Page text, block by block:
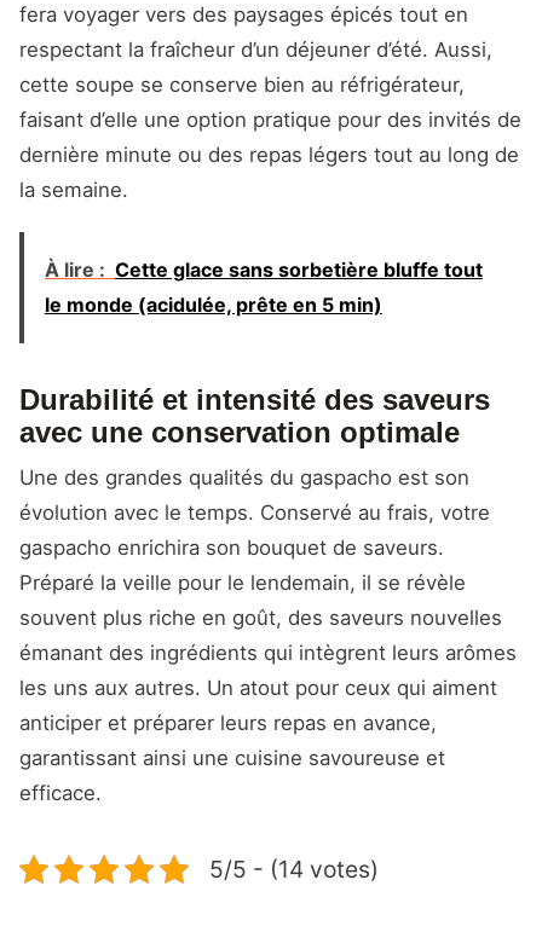
fera voyager vers des paysages épicés tout en
respectant la fraîcheur d’un déjeuner d’été. Aussi,
cette soupe se conserve bien au réfrigérateur,
faisant d’elle une option pratique pour des invités de
dernière minute ou des repas légers tout au long de
la semaine.
À lire : Cette glace sans sorbetière bluffe tout
le monde (acidulée, prête en 5 min)
Durabilité et intensité des saveurs
avec une conservation optimale
Une des grandes qualités du gaspacho est son
évolution avec le temps. Conservé au frais, votre
gaspacho enrichira son bouquet de saveurs.
Préparé la veille pour le lendemain, il se révèle
souvent plus riche en goût, des saveurs nouvelles
émanant des ingrédients qui intègrent leurs arômes
les uns aux autres. Un atout pour ceux qui aiment
anticiper et préparer leurs repas en avance,
garantissant ainsi une cuisine savoureuse et
efficace.
5/5 - (14 votes)